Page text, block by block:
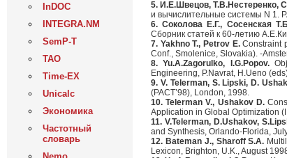
InDOC
INTEGRA.NM
SemP-T
ТАО
Time-EX
Unicalc
Экономика
Частотный
словарь
5. И.Е.Швецов, Т.В.Нестеренко,
и вычислительные системы N 1.
6. Соколова Е.Г., Сосенская
Сборник статей к 60-летию
7. Yakhno T., Petrov E.Constraint
Conf., Smolenice, Slovakia). -
8. Yu.A.Zagorulko, I.G.Popov.
Engineering, P.Navrat, H.Ueno
9. V. Telerman, S. Lipski, D.
(PACT’98), London, 1998.
10. Telerman V., Ushakov D.
Application in Global Optimization
11. V.Telerman, D.Ushakov,
and Synthesis, Orlando-Florida,
12. Bateman J., Sharoff S.A.
Lexicon, Brighton, U.K., August